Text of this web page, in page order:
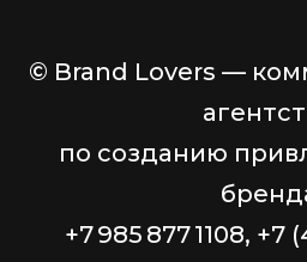
© Brand Lovers —
по созданию
+7 985 877 1108, +7